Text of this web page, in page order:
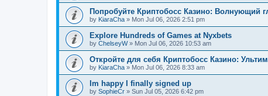
Попробуйте Криптобосс Казино: Волнующий
by KiaraCha » Mon Jul 06, 2026 2:51 pm
Explore Hundreds of Games at Nyxbets
by ChelseyW» Mon Jul 06, 2026 10:53 am
Откройте для себя Криптобосс Казино:
by KiaraCha » Mon Jul 06, 2026 8:33 am
Im happy I finally signed up
by SophieCr » Sun Jul 05, 2026 6:42 pm